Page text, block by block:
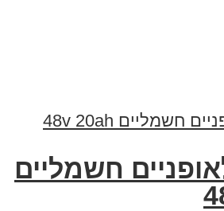
חשמליים